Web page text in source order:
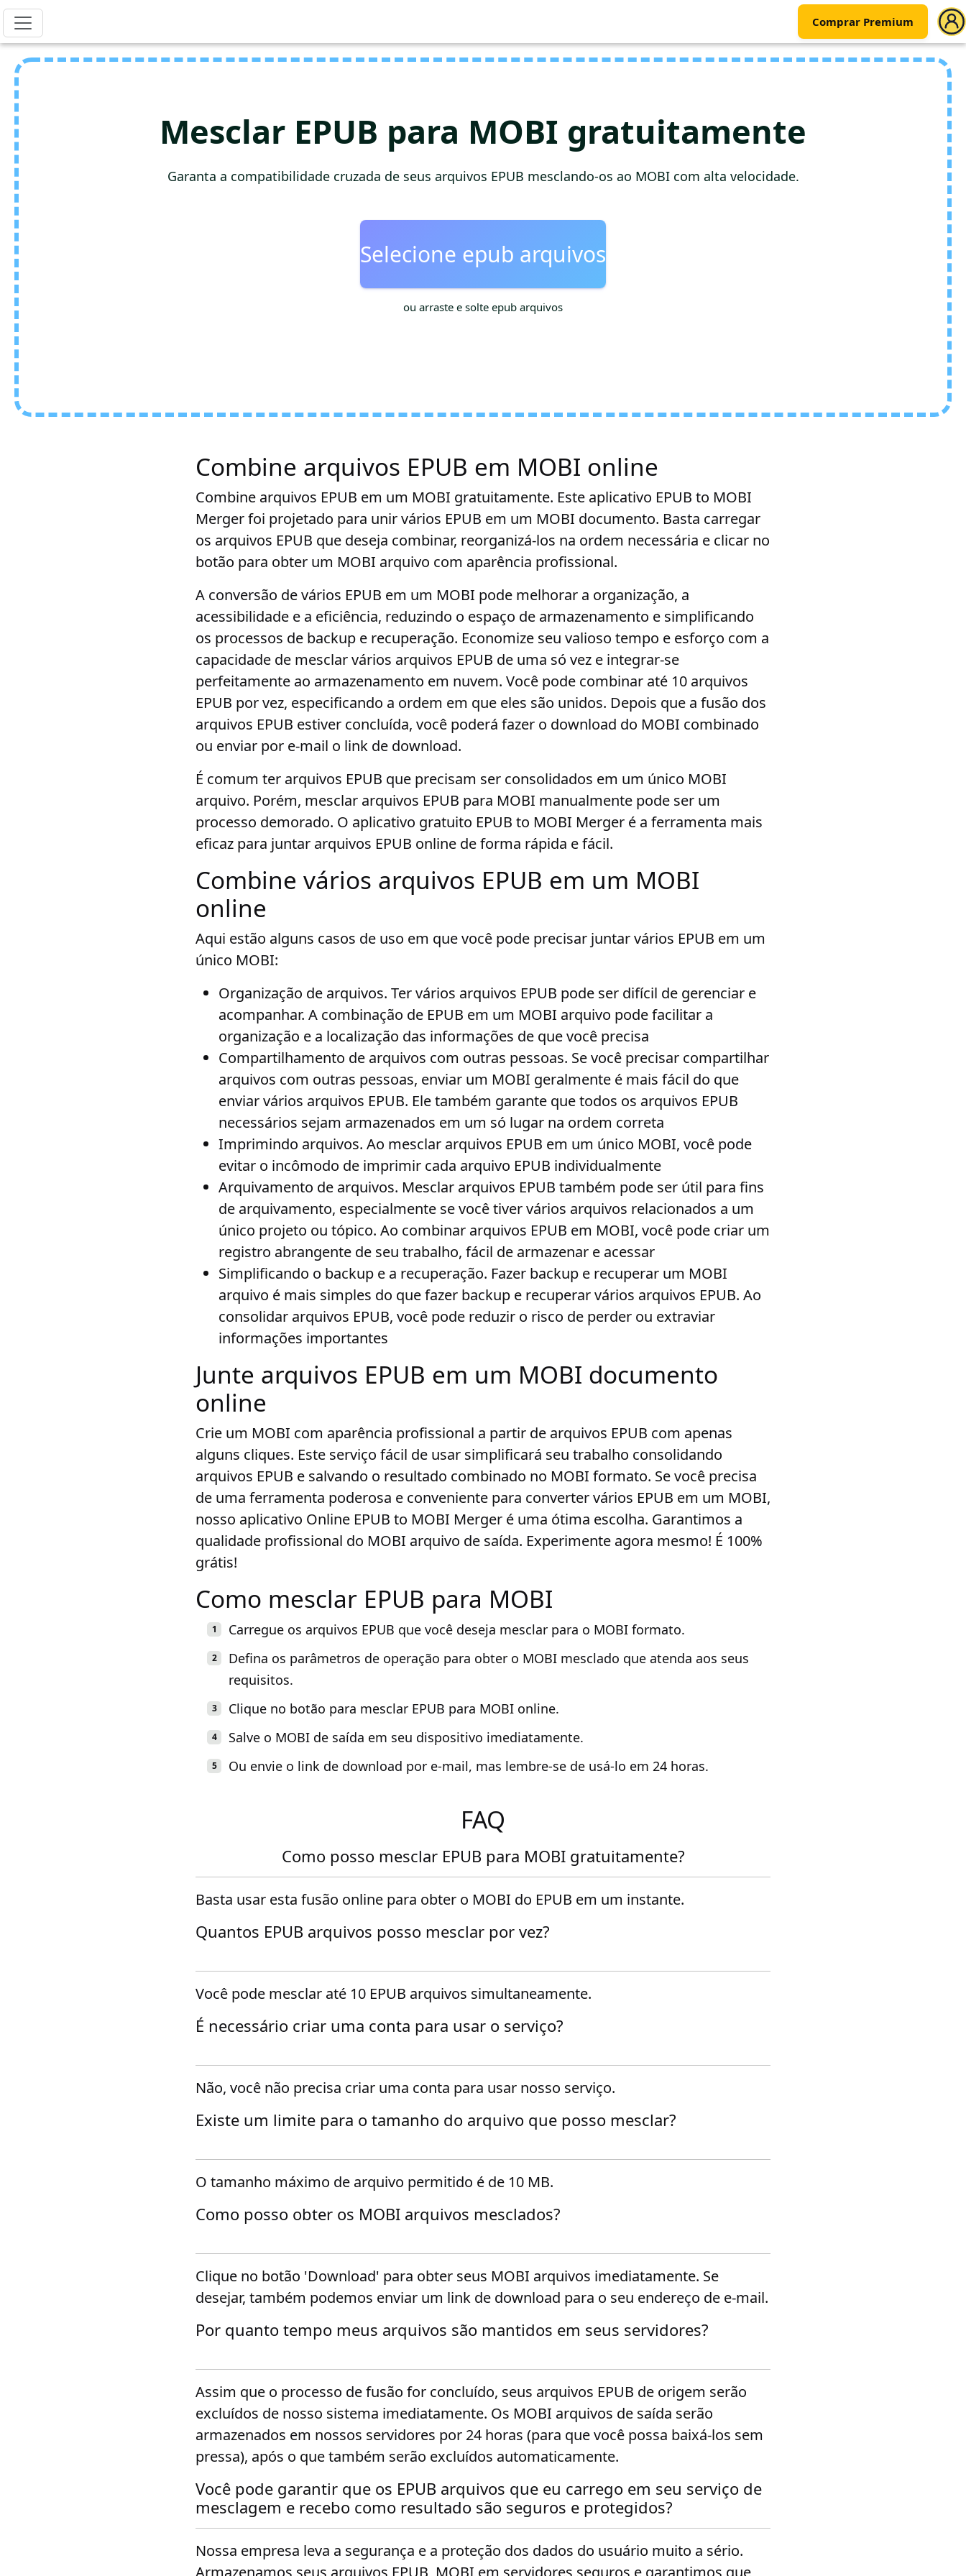
Comprar Premium
Mesclar EPUB para MOBI gratuitamente
Garanta a compatibilidade cruzada de seus arquivos EPUB mesclando-os ao MOBI com alta velocidade.
Selecione epub arquivos
ou arraste e solte epub arquivos
Combine arquivos EPUB em MOBI online
Combine arquivos EPUB em um MOBI gratuitamente. Este aplicativo EPUB to MOBI
Merger foi projetado para unir vários EPUB em um MOBI documento. Basta carregar
os arquivos EPUB que deseja combinar, reorganizá-los na ordem necessária e clicar no
botão para obter um MOBI arquivo com aparência profissional.
A conversão de vários EPUB em um MOBI pode melhorar a organização, a
acessibilidade e a eficiência, reduzindo o espaço de armazenamento e simplificando
os processos de backup e recuperação. Economize seu valioso tempo e esforço com a
capacidade de mesclar vários arquivos EPUB de uma só vez e integrar-se
perfeitamente ao armazenamento em nuvem. Você pode combinar até 10 arquivos
EPUB por vez, especificando a ordem em que eles são unidos. Depois que a fusão dos
arquivos EPUB estiver concluída, você poderá fazer o download do MOBI combinado
ou enviar por e-mail o link de download.
É comum ter arquivos EPUB que precisam ser consolidados em um único MOBI
arquivo. Porém, mesclar arquivos EPUB para MOBI manualmente pode ser um
processo demorado. O aplicativo gratuito EPUB to MOBI Merger é a ferramenta mais
eficaz para juntar arquivos EPUB online de forma rápida e fácil.
Combine vários arquivos EPUB em um MOBI
online
Aqui estão alguns casos de uso em que você pode precisar juntar vários EPUB em um
único MOBI:
Organização de arquivos. Ter vários arquivos EPUB pode ser difícil de gerenciar e
acompanhar. A combinação de EPUB em um MOBI arquivo pode facilitar a
organização e a localização das informações de que você precisa
Compartilhamento de arquivos com outras pessoas. Se você precisar compartilhar
arquivos com outras pessoas, enviar um MOBI geralmente é mais fácil do que
enviar vários arquivos EPUB. Ele também garante que todos os arquivos EPUB
necessários sejam armazenados em um só lugar na ordem correta
Imprimindo arquivos. Ao mesclar arquivos EPUB em um único MOBI, você pode
evitar o incômodo de imprimir cada arquivo EPUB individualmente
Arquivamento de arquivos. Mesclar arquivos EPUB também pode ser útil para fins
de arquivamento, especialmente se você tiver vários arquivos relacionados a um
único projeto ou tópico. Ao combinar arquivos EPUB em MOBI, você pode criar um
registro abrangente de seu trabalho, fácil de armazenar e acessar
Simplificando o backup e a recuperação. Fazer backup e recuperar um MOBI
arquivo é mais simples do que fazer backup e recuperar vários arquivos EPUB. Ao
consolidar arquivos EPUB, você pode reduzir o risco de perder ou extraviar
informações importantes
Junte arquivos EPUB em um MOBI documento
online
Crie um MOBI com aparência profissional a partir de arquivos EPUB com apenas
alguns cliques. Este serviço fácil de usar simplificará seu trabalho consolidando
arquivos EPUB e salvando o resultado combinado no MOBI formato. Se você precisa
de uma ferramenta poderosa e conveniente para converter vários EPUB em um MOBI,
nosso aplicativo Online EPUB to MOBI Merger é uma ótima escolha. Garantimos a
qualidade profissional do MOBI arquivo de saída. Experimente agora mesmo! É 100%
grátis!
Como mesclar EPUB para MOBI
Carregue os arquivos EPUB que você deseja mesclar para o MOBI formato.
Defina os parâmetros de operação para obter o MOBI mesclado que atenda aos seus
requisitos.
Clique no botão para mesclar EPUB para MOBI online.
Salve o MOBI de saída em seu dispositivo imediatamente.
Ou envie o link de download por e-mail, mas lembre-se de usá-lo em 24 horas.
FAQ
Como posso mesclar EPUB para MOBI gratuitamente?
Basta usar esta fusão online para obter o MOBI do EPUB em um instante.
Quantos EPUB arquivos posso mesclar por vez?
Você pode mesclar até 10 EPUB arquivos simultaneamente.
É necessário criar uma conta para usar o serviço?
Não, você não precisa criar uma conta para usar nosso serviço.
Existe um limite para o tamanho do arquivo que posso mesclar?
O tamanho máximo de arquivo permitido é de 10 MB.
Como posso obter os MOBI arquivos mesclados?
Clique no botão 'Download' para obter seus MOBI arquivos imediatamente. Se
desejar, também podemos enviar um link de download para o seu endereço de e-mail.
Por quanto tempo meus arquivos são mantidos em seus servidores?
Assim que o processo de fusão for concluído, seus arquivos EPUB de origem serão
excluídos de nosso sistema imediatamente. Os MOBI arquivos de saída serão
armazenados em nossos servidores por 24 horas (para que você possa baixá-los sem
pressa), após o que também serão excluídos automaticamente.
Você pode garantir que os EPUB arquivos que eu carrego em seu serviço de
mesclagem e recebo como resultado são seguros e protegidos?
Nossa empresa leva a segurança e a proteção dos dados do usuário muito a sério.
Armazenamos seus arquivos EPUB, MOBI em servidores seguros e garantimos que